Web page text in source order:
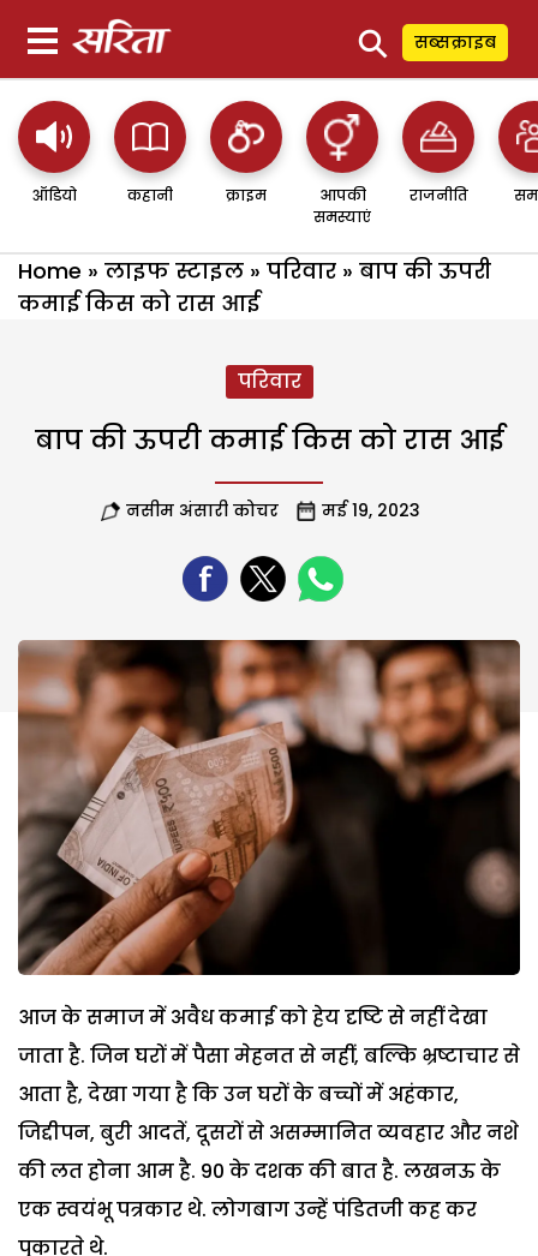
⚲ सब्सक्राइब
ऑडियो कहानी क्राइम
आपकी
समस्याएं
राजनीति
Home » लाइफ स्टाइल » परिवार » बाप की ऊपरी
कमाई किस को रास आई
परिवार
बाप की ऊपरी कमाई किस को रास आई
नसीम अंसारी कोचर मई 19, 2023
आज के समाज में अवैध कमाई को हेय दृष्टि से नहीं देखा
जाता है. जिन घरों में पैसा मेहनत से नहीं, बल्कि भ्रष्टाचार से
आता है, देखा गया है कि उन घरों के बच्चों में अहंकार,
जिद्दीपन, बुरी आदतें, दूसरों से असम्मानित व्यवहार और नशे
की लत होना आम है. 90 के दशक की बात है. लखनऊ के
एक स्वयंभू पत्रकार थे. लोगबाग उन्हें पंडितजी कह कर
पुकारते थे.